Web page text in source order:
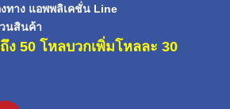
ทาง แอพพลิเคชั่น Line
นสินค้า
ง 50 โหลบวกเพิ่มโหลละ 30